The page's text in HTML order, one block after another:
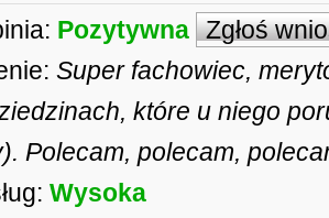
Pozytywna Zgłoś
Super fachowiec,
które u niego
Polecam, polecam,
Wysoka